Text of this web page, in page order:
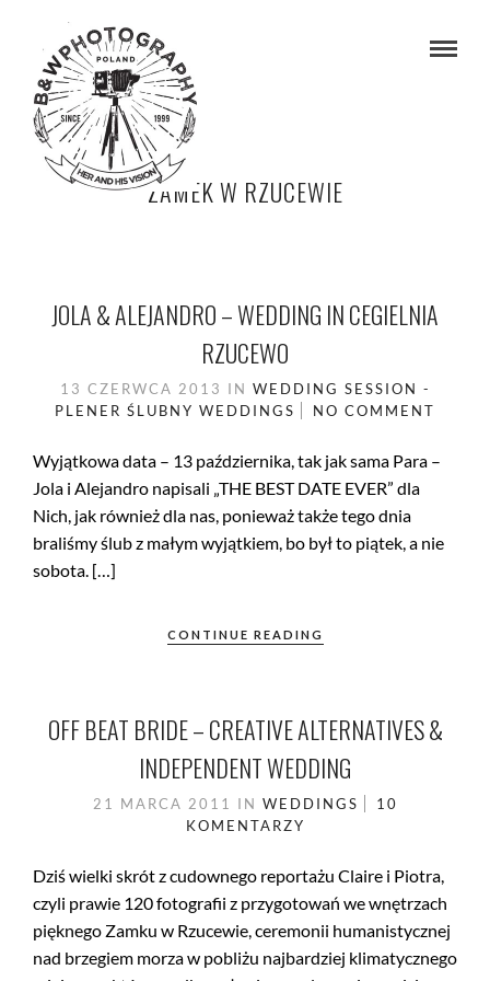
ZAMEK W RZUCEWIE
JOLA & ALEJANDRO – WEDDING IN CEGIELNIA
RZUCEWO
13 CZERWCA 2013 IN WEDDING SESSION -
PLENER ŚLUBNY WEDDINGS NO COMMENT
Wyjątkowa data – 13 października, tak jak sama Para –
Jola i Alejandro napisali „THE BEST DATE EVER” dla
Nich, jak również dla nas, ponieważ także tego dnia
braliśmy ślub z małym wyjątkiem, bo był to piątek, a nie
sobota. […]
CONTINUE READING
OFF BEAT BRIDE – CREATIVE ALTERNATIVES &
INDEPENDENT WEDDING
21 MARCA 2011 IN WEDDINGS
10
KOMENTARZY
Dziś wielki skrót z cudownego reportażu Claire i Piotra,
czyli prawie 120 fotografii z przygotowań we wnętrzach
pięknego Zamku w Rzucewie, ceremonii humanistycznej
nad brzegiem morza w pobliżu najbardziej klimatycznego